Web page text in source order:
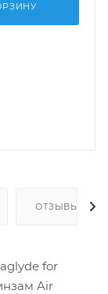
ОТЗЫВЫ
for
Air